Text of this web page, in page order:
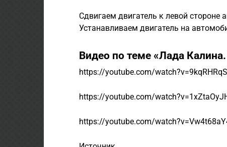
Сдвигаем двигатель к левой сто­роне
Устанавливаем двигатель на
Видео по теме «Лада
https://youtube.com/
https://youtube.com/
https://youtube.com/